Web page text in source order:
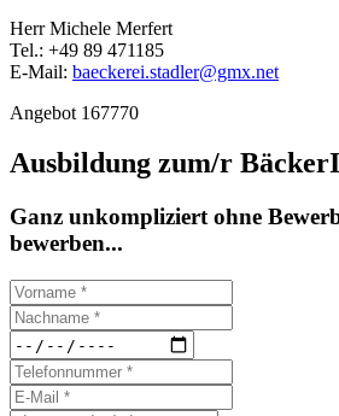
Herr Michele Merfert
Tel.: +49 89 471185
E-Mail: baeckerei.stadler@gmx.net
Angebot 167770
Ausbildung zum/r
Ganz unkompliziert ohne
bewerben...